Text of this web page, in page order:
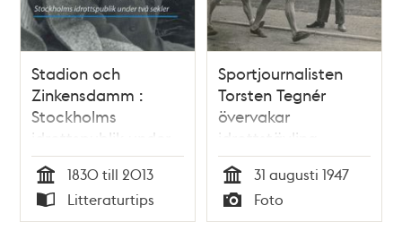
Stadion och
Zinkensdamm :
Stockholms
idrottspublik under
två sekler / Mats
Hellspong
Tid
1830 till 2013
Typ
Litteraturtips
Sportjournalisten
Torsten Tegnér
övervakar
idrottstävling
Tid
31 augusti 1947
Typ
Foto